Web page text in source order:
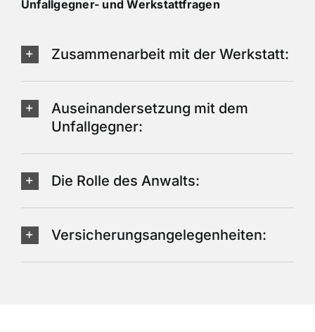
Unfallgegner- und Werkstattfragen
Zusammenarbeit mit der Werkstatt:
Auseinandersetzung mit dem
Unfallgegner:
Die Rolle des Anwalts:
Versicherungsangelegenheiten: